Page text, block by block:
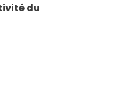
du